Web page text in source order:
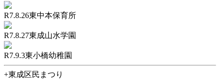
R7.8.26東中本保育所
R7.8.27東成山水学園
R7.9.3東小橋幼稚園
+東成区民まつり